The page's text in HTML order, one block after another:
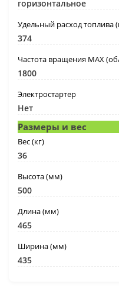
горизонтальное
Удельный расход топлива
374
Частота вращения MAX
1800
Электростартер
Нет
Размеры и вес
Вес (кг)
36
Высота (мм)
500
Длина (мм)
465
Ширина (мм)
435